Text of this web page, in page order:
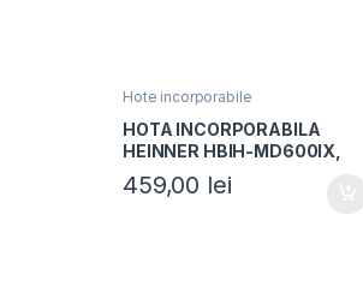
Hote incorporabile
HOTA INCORPORABILA
HEINNER HBIH-MD600IX,
Capacitate absorbtie
610m3/h, 3 trepte de viteza,
459,00 lei